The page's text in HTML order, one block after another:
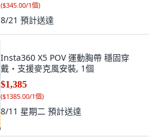
($345.00/1個)
8/21 預計送達
Insta360 X5 POV 運動胸帶 穩固穿
戴・支援麥克風安裝, 1個
$1,385
($1385.00/1個)
8/11 星期二 預計送達